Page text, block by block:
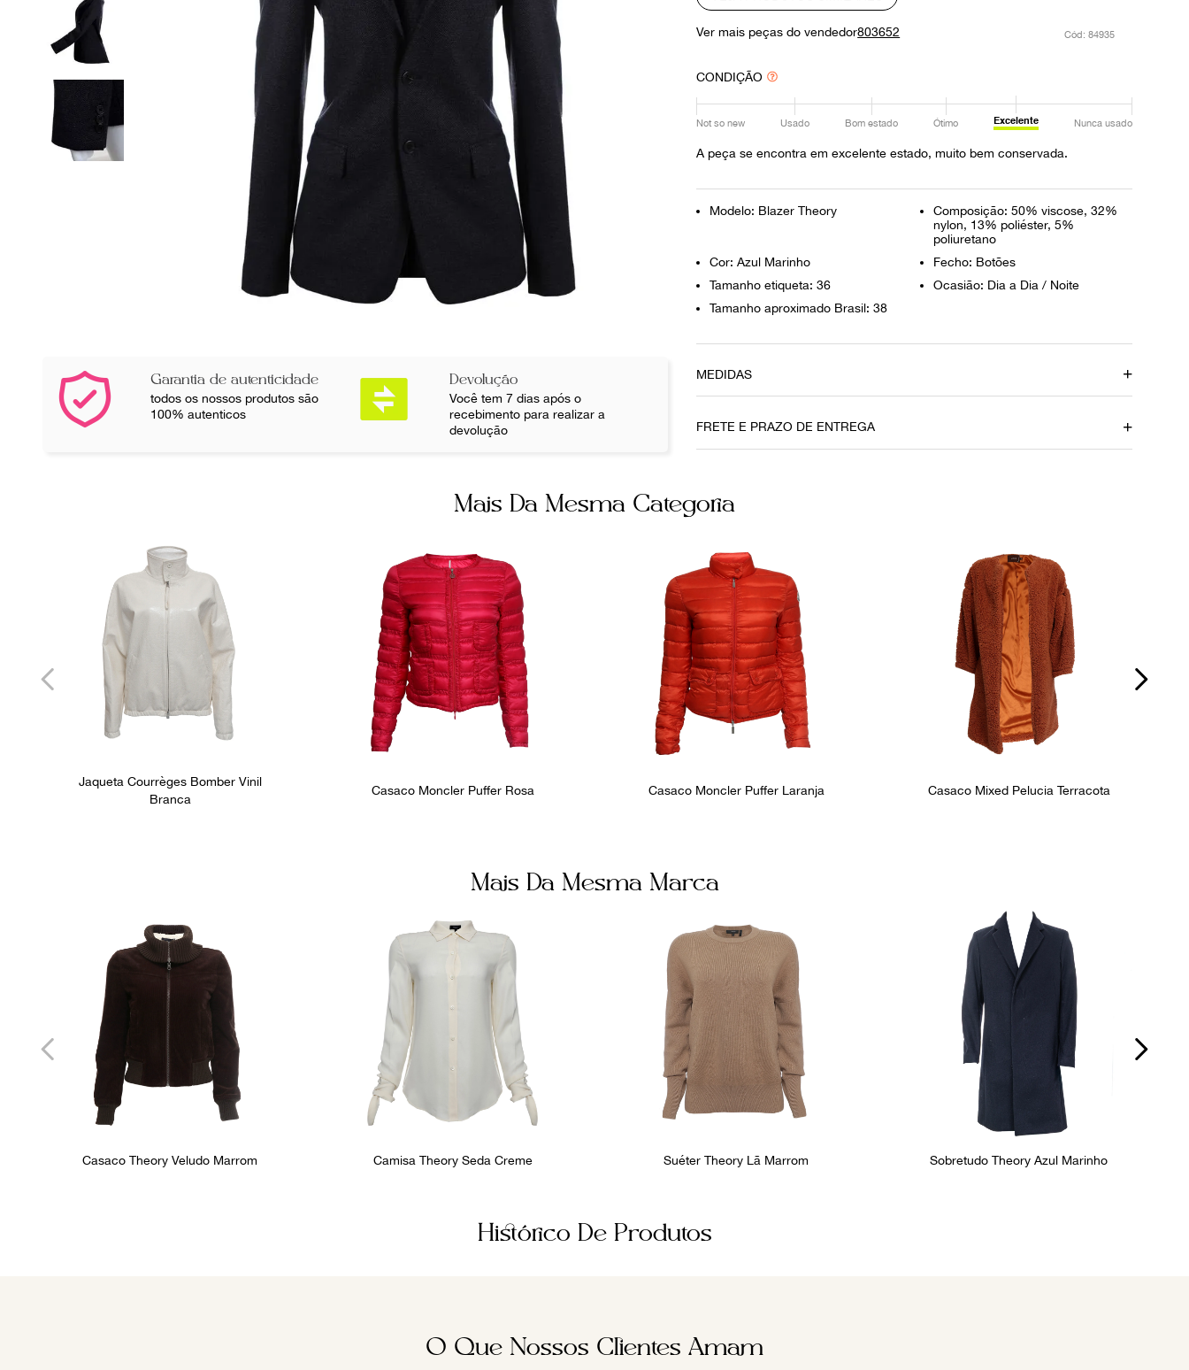
Garantia de autenticidade
todos os nossos produtos são
100% autenticos
Devolução
Você tem 7 dias após o
recebimento para realizar a
devolução
Ver mais peças do vendedor803652 : 84935
CONDIÇÃO
Not so new Usado Bom estado Ótimo Excelente Nunca usado
A peça se encontra em excelente estado, muito bem conservada.
Modelo: Blazer Theory
Composição: 50% viscose, 32%
nylon, 13% poliéster, 5%
poliuretano
Cor: Azul Marinho
Fecho: Botões
Tamanho etiqueta: 36
Ocasião: Dia a Dia / Noite
Tamanho aproximado Brasil: 38
MEDIDAS
77cm
Ainda com dúvidas sobre as medidas? Fale com a nossa equipe.
FRETE E PRAZO DE ENTREGA
Não sei meu CEP
Mais Da Mesma Categoria
Jaqueta Courrèges Bomber Vinil
Branca
Casaco Moncler Puffer Rosa Casaco Moncler Puffer Laranja Casaco Mixed Pelucia Terracota
Mais Da Mesma Marca
Casaco Theory Veludo Marrom Camisa Theory Seda Creme Suéter Theory Lã Marrom Sobretudo Theory Azul Marinho
Histórico De Produtos
O Que Nossos Clientes Amam